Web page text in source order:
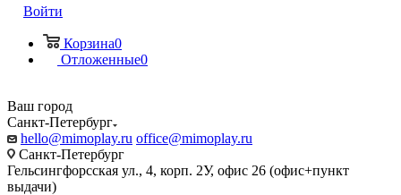
Войти
Корзина0
Отложенные0
Ваш город
Санкт-Петербург
hello@mimoplay.ru office@mimoplay.ru
Санкт-Петербург
Гельсингфорсская ул., 4, корп. 2У, офис 26 (офис+пункт
выдачи)